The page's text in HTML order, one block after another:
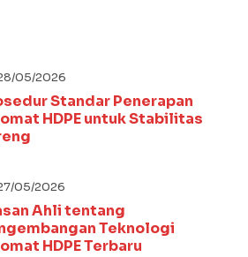
05/2026
Standar Penerapan
HDPE untuk Stabilitas
05/2026
Ahli tentang
Teknologi
HDPE Terbaru